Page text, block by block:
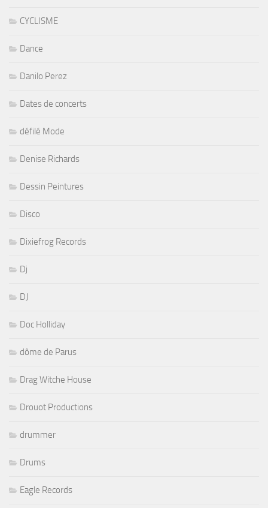
CYCLISME
Dance
Danilo Perez
Dates de concerts
défilé Mode
Denise Richards
Dessin Peintures
Disco
Dixiefrog Records
Dj
DJ
Doc Holliday
dôme de Parus
Drag Witche House
Drouot Productions
drummer
Drums
Eagle Records